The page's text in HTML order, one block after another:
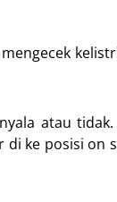
atau
di ke posisi on